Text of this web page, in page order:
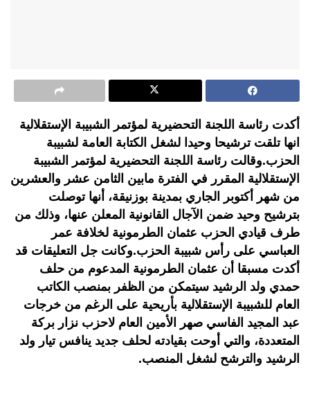
أكدت رئاسة اللجنة التحضيرية لمؤتمر الشبيبة الإستقلالية
انها تلقت ترشيحا وحيدا لشغل الكتابة العامة لشبيبة
الحزب.وقالت رئاسة اللجنة التحضيرية لمؤتمر الشبيبة
الإستقلالية المقرر في الفترة مابين الثامن عشر والعشرين
من شهر أكتوبر الجاري بمدينة بوزنيقة، أنها توصلت
بترشيح وحيد ضمن الآجال القانونية المعلن عنها، وذلك من
طرف قيادي الحزب عثمان الطرمونية لخلافة عمر
العباسي على رأس شبيبة الحزب.وكانت جل التعليقات قد
أكدت مسبقا أن عثمان الطرمونية المدعوم من حلف
حمدي ولد الرشيد سيتمكن من الظفر بمنصب الكاتب
العام للشبيبة الإستقلالية بأريحية على الرغم من خرجات
عبد المجيد الفاسي صهر الأمين العام لاحزب نزار بركة
المتعددة، والتي أوحت بقيادته لحلف جديد ينافس تيار ولد
الرشيد والترشح لشغل المنصب.